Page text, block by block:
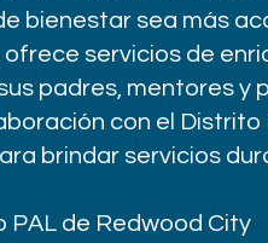
bienestar sea más
servicios de
padres, mentores y
con el Distrito
brindar servicios
PAL de Redwood City